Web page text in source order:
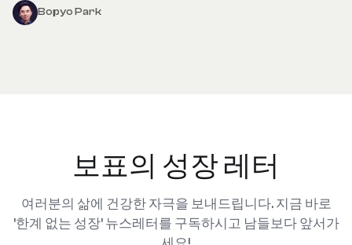
Bopyo Park
보표의 성장 레터
여러분의 삶에 건강한 자극을 보내드립니다. 지금 바로
'한계 없는 성장' 뉴스레터를 구독하시고 남들보다 앞서가